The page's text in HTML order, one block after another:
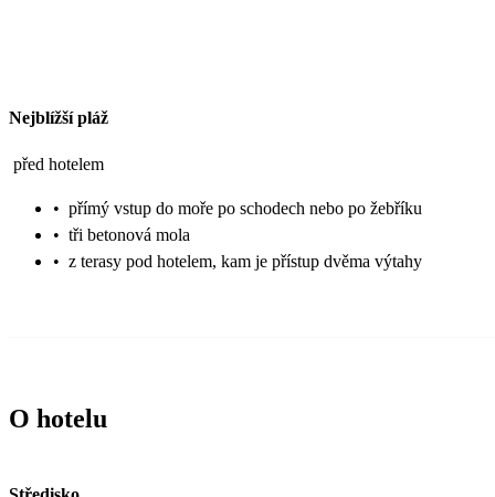
Nejblížší pláž
před hotelem
• přímý vstup do moře po schodech nebo po žebříku
• tři betonová mola
• z terasy pod hotelem, kam je přístup dvěma výtahy
O hotelu